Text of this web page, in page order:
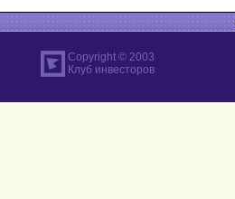
Copyright © 2003
Клуб инвесторов